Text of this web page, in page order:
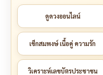
ดูดวงออนไลน์
เช็กสมพงษ์ เนื้อคู่ ความรัก
วิเคราะห์เลขบัตรประชาชน